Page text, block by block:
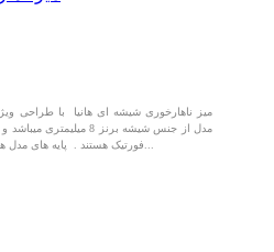
میز ناهارخوری شیشه ای هانیا با طراحی
مدل از جنس شیشه برنز 8
فورتیک هستند . پایه های مدل هانیا در رنگبندی کروم و طلایی قابل...